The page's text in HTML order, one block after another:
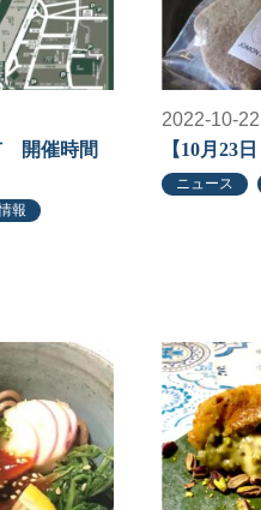
開催時間
報
2022-10-22
【10月23
ニュース